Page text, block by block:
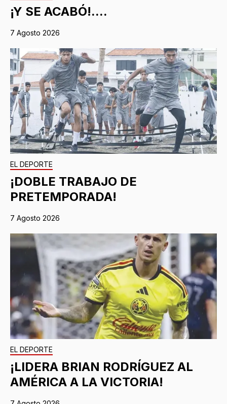
¡Y SE ACABÓ!....
7 Agosto 2026
EL DEPORTE
¡DOBLE TRABAJO DE
PRETEMPORADA!
7 Agosto 2026
EL DEPORTE
¡LIDERA BRIAN RODRÍGUEZ AL
AMÉRICA A LA VICTORIA!